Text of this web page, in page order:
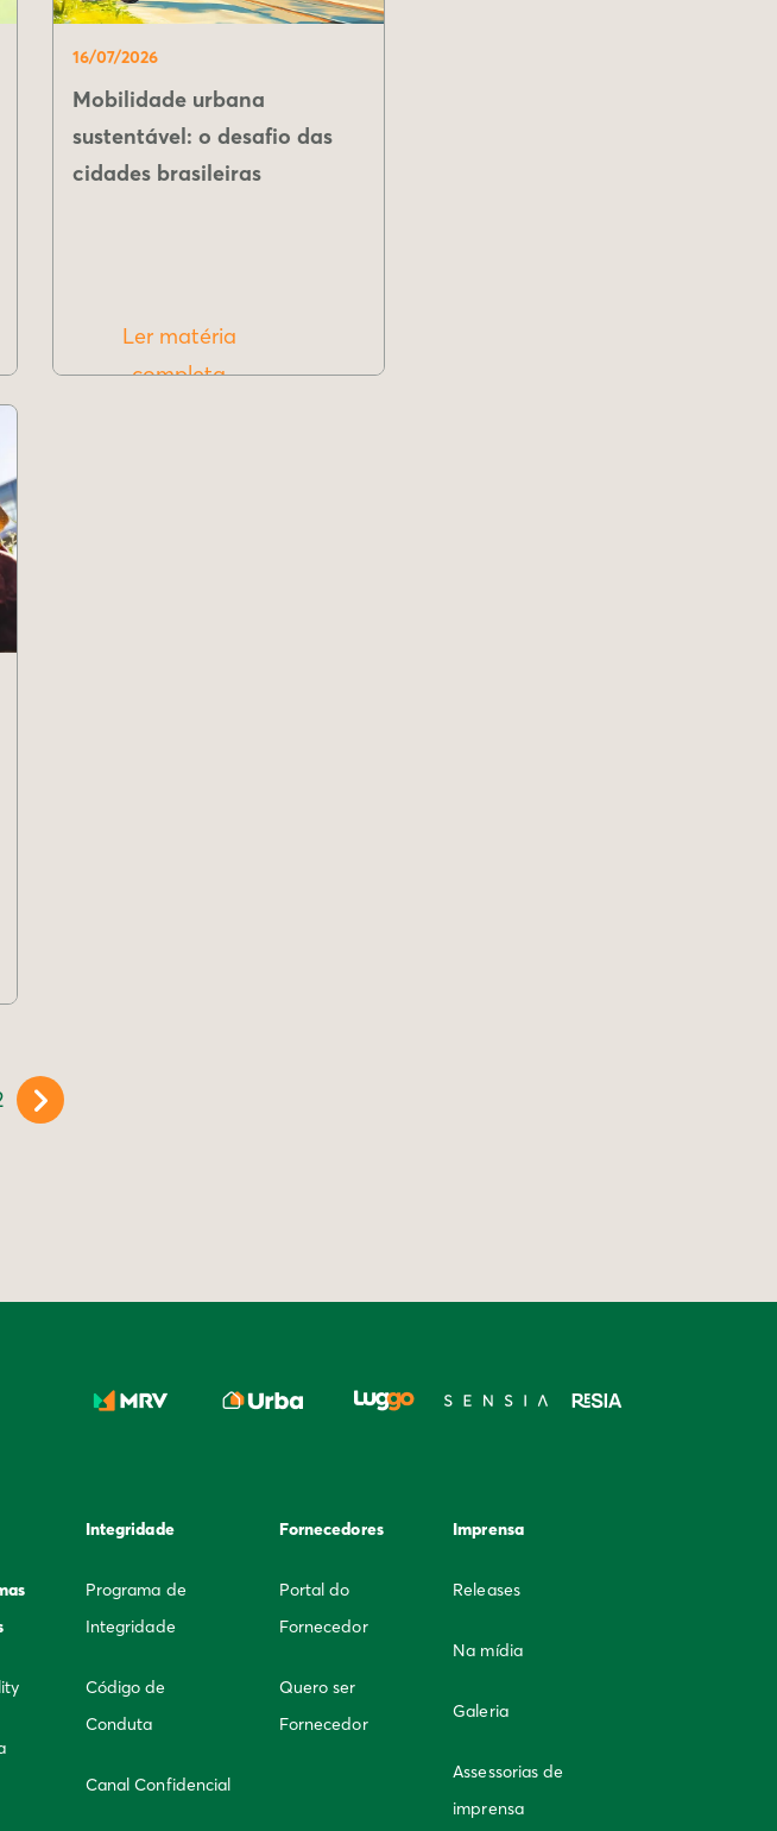
16/07/2026
Mobilidade urbana
sustentável: o desafio das
cidades brasileiras
Ler matéria
completa
Integridade
Programa de
Integridade
Código de
Conduta
Canal Confidencial
Fornecedores
Portal do
Fornecedor
Quero ser
Fornecedor
Imprensa
Releases
Na mídia
Galeria
Assessorias de
imprensa